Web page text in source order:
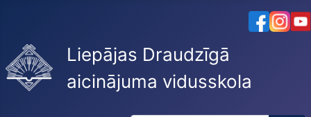
Liepājas Draudzīgā
aicinājuma vidusskola